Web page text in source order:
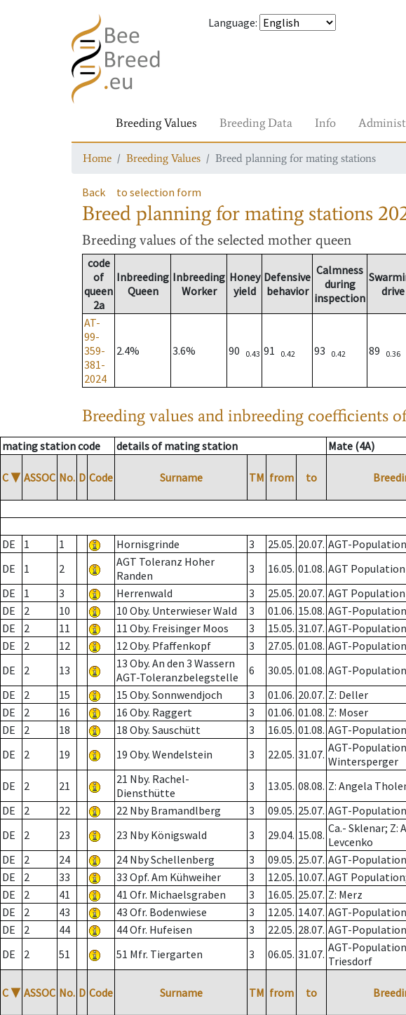
Language:
Breeding Values Breeding Data Info
Home Breeding Values Breed planning for mating stations
Back to selection form
Breed planning for mating stations
Breeding values of the selected mother queen
code
of
queen
2a
Inbreeding
Queen
Inbreeding
Worker
Honey
yield
Defensive
behavior
Calmness
during
inspection
drive
AT-
99-
359-
381-
2024
2.4% 3.6% 90 0.43 91 0.42 93 0.42 89 0.36
Breeding values and inbreeding coefficients
mating station code details of mating station Mate (4A)
C ▼ ASSOC No. D Code Surname TM from to
DE
1 1 Hornisgrinde 3 25.05. 20.07. AGT-Population
DE
1 2
AGT Toleranz Hoher
Randen
3 16.05. 01.08. AGT Population
DE
1 3 Herrenwald 3 25.05. 20.07. AGT Population
DE
2 10 10 Oby. Unterwieser Wald 3 01.06. 15.08. AGT-
DE
2 11 11 Oby. Freisinger Moos 3 15.05. 31.07. AGT-
DE
2 12 12 Oby. Pfaffenkopf 3 27.05. 01.08. AGT-
DE
2 13
13 Oby. An den 3 Wassern
AGT-Toleranzbelegstelle
6 30.05. 01.08. AGT-
DE
2 15 15 Oby. Sonnwendjoch 3 01.06. 20.07. Z: Deller
DE
2 16 16 Oby. Raggert 3 01.06. 01.08. Z: Moser
DE
2 18 18 Oby. Sauschütt 3 16.05. 01.08. AGT-
DE
2 19 19 Oby. Wendelstein 3 22.05. 31.07. AGT-
Wintersperger
DE 2 21
21 Nby. Rachel-
Diensthütte
3 13.05. 08.08. Z: Angela
DE
2 22 22 Nby Bramandlberg 3 09.05. 25.07. AGT-
DE
2 23 23 Nby Königswald 3 29.04. 15.08. Ca.- Sklenar; Z:
Levcenko
DE
2 24 24 Nby Schellenberg 3 09.05. 25.07. AGT-
DE
2 33 33 Opf. Am Kühweiher 3 12.05. 10.07. AGT
DE
2 41 41 Ofr. Michaelsgraben 3 16.05. 25.07. Z: Merz
DE
2 43 43 Ofr. Bodenwiese 3 12.05. 14.07. AGT-
DE
2 44 44 Ofr. Hufeisen 3 22.05. 28.07. AGT-
DE
2 51 51 Mfr. Tiergarten 3 06.05. 31.07. AGT-
Triesdorf
C ▼ ASSOC No. D Code Surname TM from to